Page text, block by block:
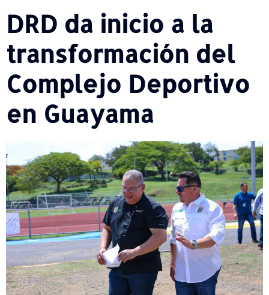
DRD da inicio a la
transformación del
Complejo Deportivo
en Guayama